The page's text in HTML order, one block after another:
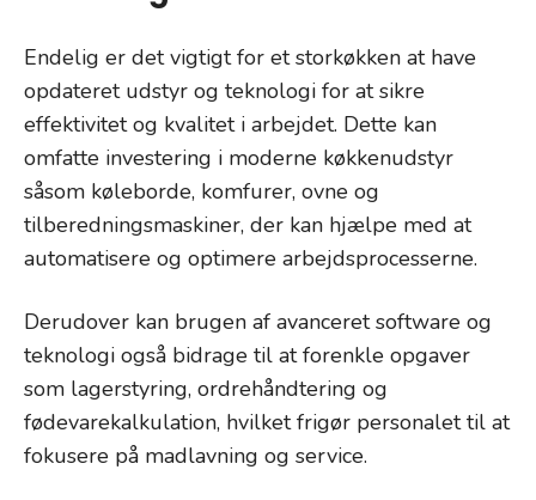
Endelig er det vigtigt for et storkøkken at have
opdateret udstyr og teknologi for at sikre
effektivitet og kvalitet i arbejdet. Dette kan
omfatte investering i moderne køkkenudstyr
såsom køleborde, komfurer, ovne og
tilberedningsmaskiner, der kan hjælpe med at
automatisere og optimere arbejdsprocesserne.
Derudover kan brugen af avanceret software og
teknologi også bidrage til at forenkle opgaver
som lagerstyring, ordrehåndtering og
fødevarekalkulation, hvilket frigør personalet til at
fokusere på madlavning og service.